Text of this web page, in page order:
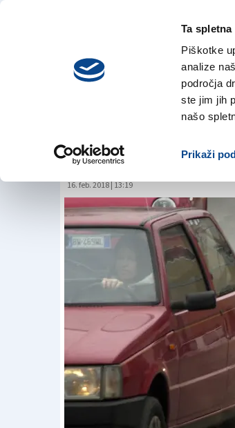
Ta
Piškotke
analize
področja
ste jim jih
našo
Prikaži
6.
vedno
16. feb. 2018 | 13:19